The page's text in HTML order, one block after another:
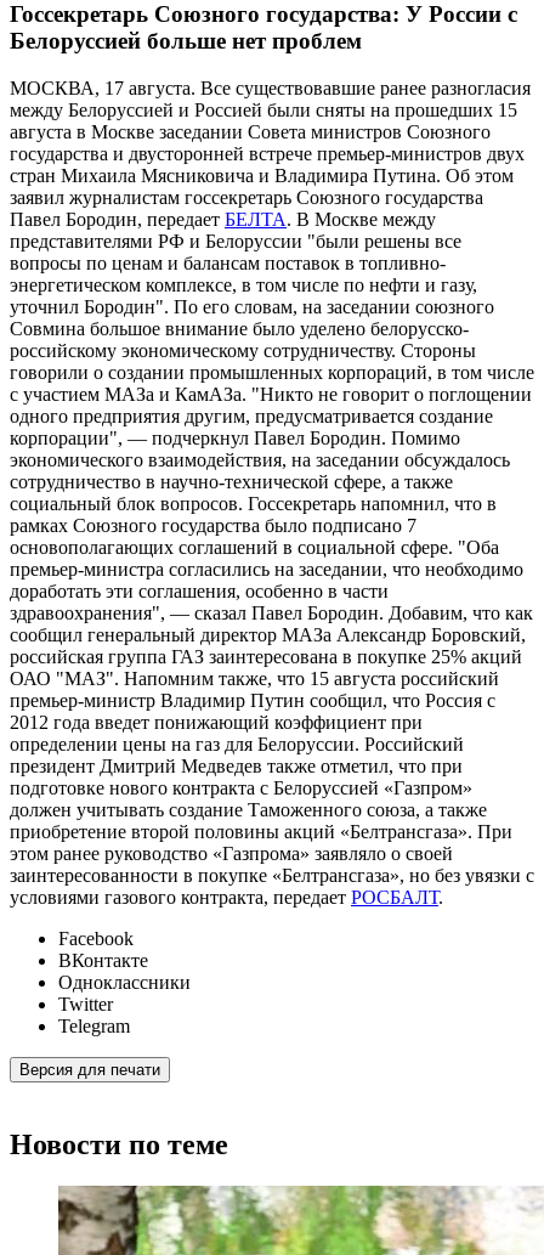
Госсекретарь Союзного государства: У России с
Белоруссией больше нет проблем
МОСКВА, 17 августа. Все существовавшие ранее разногласия
между Белоруссией и Россией были сняты на прошедших 15
августа в Москве заседании Совета министров Союзного
государства и двусторонней встрече премьер-министров двух
стран Михаила Мясниковича и Владимира Путина. Об этом
заявил журналистам госсекретарь Союзного государства
Павел Бородин, передает БЕЛТА. В Москве между
представителями РФ и Белоруссии "были решены все
вопросы по ценам и балансам поставок в топливно-
энергетическом комплексе, в том числе по нефти и газу,
уточнил Бородин". По его словам, на заседании союзного
Совмина большое внимание было уделено белорусско-
российскому экономическому сотрудничеству. Стороны
говорили о создании промышленных корпораций, в том числе
с участием МАЗа и КамАЗа. "Никто не говорит о поглощении
одного предприятия другим, предусматривается создание
корпорации", — подчеркнул Павел Бородин. Помимо
экономического взаимодействия, на заседании обсуждалось
сотрудничество в научно-технической сфере, а также
социальный блок вопросов. Госсекретарь напомнил, что в
рамках Союзного государства было подписано 7
основополагающих соглашений в социальной сфере. "Оба
премьер-министра согласились на заседании, что необходимо
доработать эти соглашения, особенно в части
здравоохранения", — сказал Павел Бородин. Добавим, что как
сообщил генеральный директор МАЗа Александр Боровский,
российская группа ГАЗ заинтересована в покупке 25% акций
ОАО "МАЗ". Напомним также, что 15 августа российский
премьер-министр Владимир Путин сообщил, что Россия с
2012 года введет понижающий коэффициент при
определении цены на газ для Белоруссии. Российский
президент Дмитрий Медведев также отметил, что при
подготовке нового контракта с Белоруссией «Газпром»
должен учитывать создание Таможенного союза, а также
приобретение второй половины акций «Белтрансгаза». При
этом ранее руководство «Газпрома» заявляло о своей
заинтересованности в покупке «Белтрансгаза», но без увязки с
условиями газового контракта, передает РОСБАЛТ.
Facebook
ВКонтакте
Одноклассники
Twitter
Telegram
Версия для печати
Новости по теме